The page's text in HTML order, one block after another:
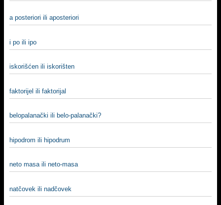
a posteriori ili aposteriori
i po ili ipo
iskorišćen ili iskorišten
faktorijel ili faktorijal
belopalanački ili belo-palanački?
hipodrom ili hipodrum
neto masa ili neto-masa
natčovek ili nadčovek